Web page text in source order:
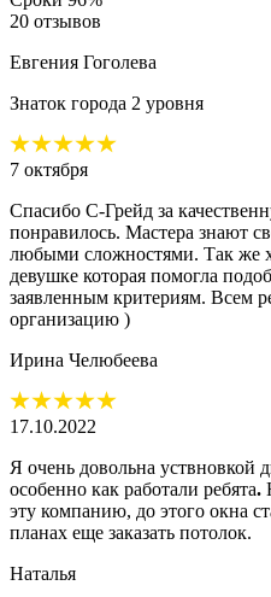
20 отзывов
Евгения Гоголева
Знаток города 2 уровня
7 октября
Спасибо С-Грейд за
понравилось. Мастера знают
любыми сложностями. Так же
девушке которая помогла
заявленным критериям. Всем
организацию )
Ирина Челюбеева
17.10.2022
Я очень довольна уствновкой
особенно как работали ребята.
эту компанию, до этого окна
планах еще заказать потолок.
Наталья